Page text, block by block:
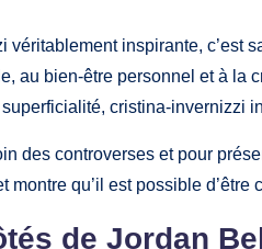
véritablement inspirante, c’est
au bien-être personnel et à la
cristina-invernizzi
des controverses et pour
montre qu’il est possible
de Jordan